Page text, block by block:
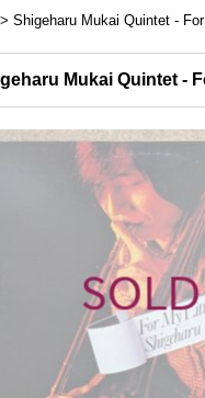
> Shigeharu Mukai Quintet -
Mukai Quintet -